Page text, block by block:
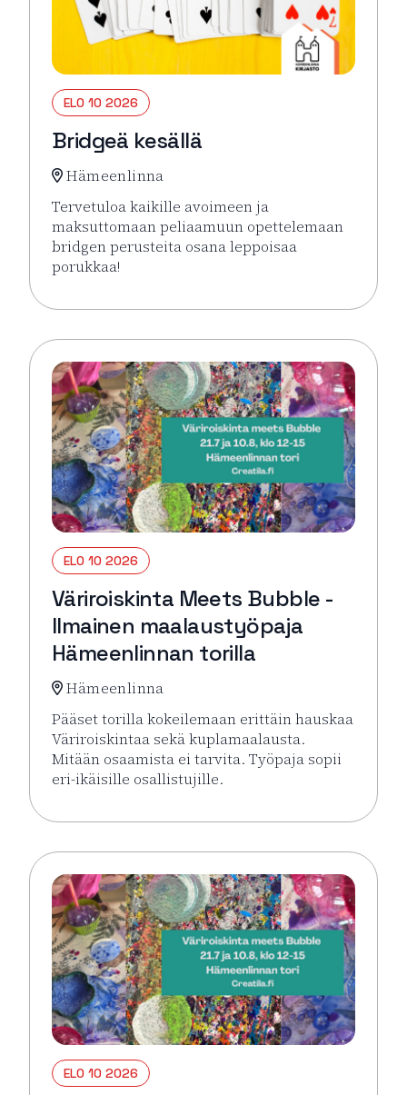
ELO 10 2026
Bridgeä kesällä
Hämeenlinna
Tervetuloa kaikille avoimeen ja
maksuttomaan peliaamuun opettelemaan
bridgen perusteita osana leppoisaa
porukkaa!
ELO 10 2026
Väriroiskinta Meets Bubble -
Ilmainen maalaustyöpaja
Hämeenlinnan torilla
Hämeenlinna
Pääset torilla kokeilemaan erittäin hauskaa
Väriroiskintaa sekä kuplamaalausta.
Mitään osaamista ei tarvita. Työpaja sopii
eri-ikäisille osallistujille.
Lue lisää tapahtumasta Väriroiskinta Meets
ELO 10 2026